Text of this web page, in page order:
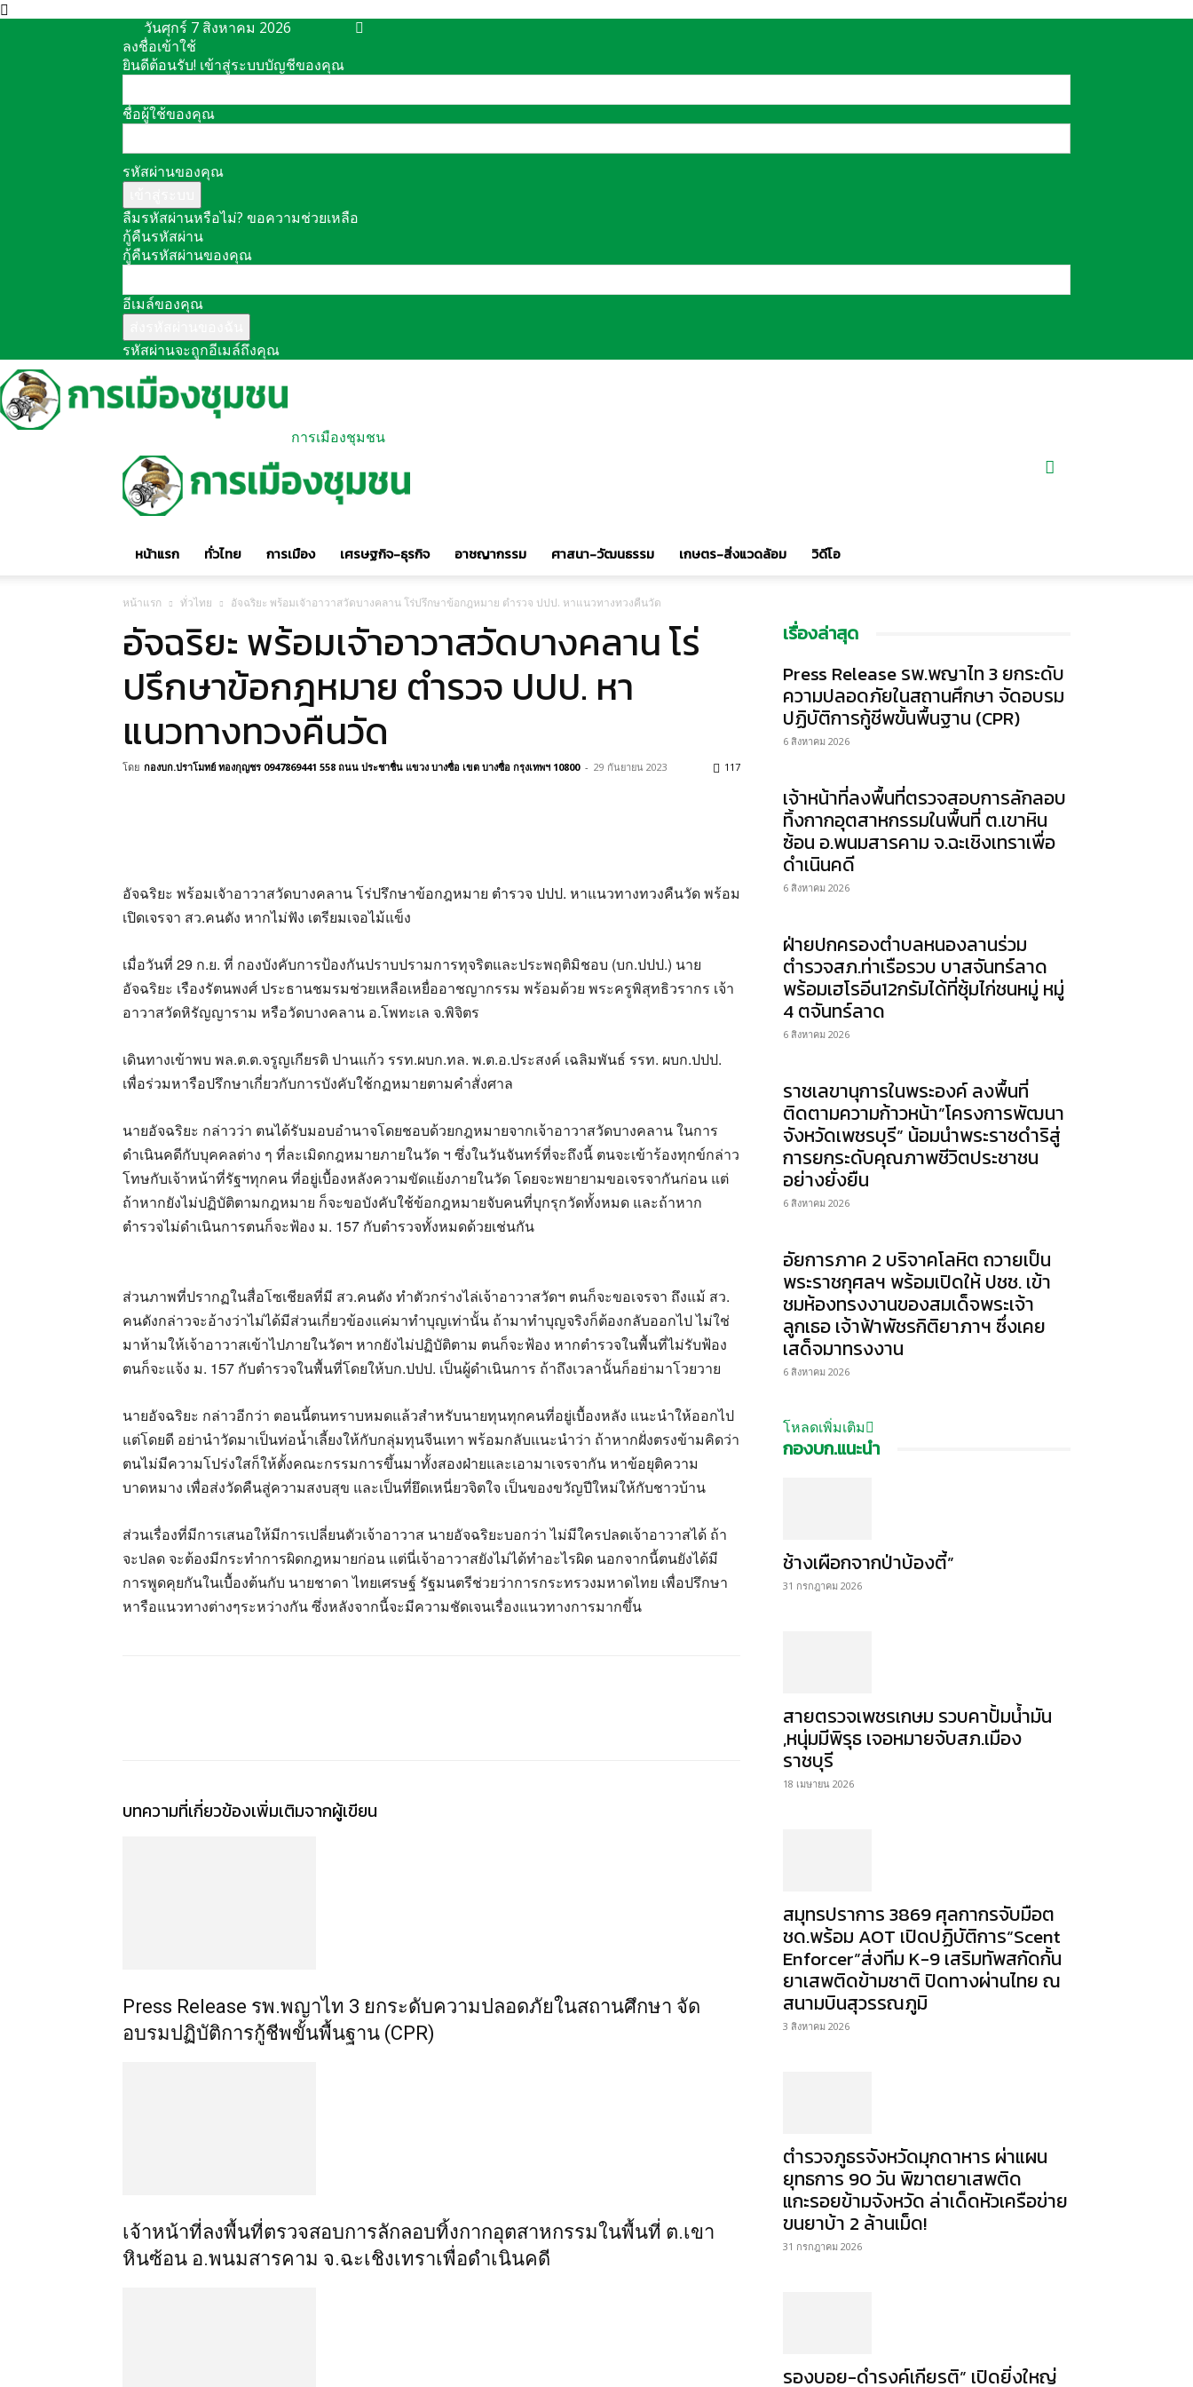
วันศุกร์ 7 สิงหาคม 2026
ลงชื่อเข้าใช้
ยินดีต้อนรับ! เข้าสู่ระบบบัญชีของคุณ
ชื่อผู้ใช้ของคุณ
รหัสผ่านของคุณ
ลืมรหัสผ่านหรือไม่? ขอความช่วยเหลือ
กู้คืนรหัสผ่าน
กู้คืนรหัสผ่านของคุณ
อีเมล์ของคุณ
รหัสผ่านจะถูกอีเมล์ถึงคุณ
การเมืองชุมชน
หน้าแรก ทั่วไทย การเมือง เศรษฐกิจ-ธุรกิจ อาชญากรรม ศาสนา-วัฒนธรรม เกษตร-สิ่งแวดล้อม วิดีโอ
หน้าแรก ทั่วไทย อัจฉริยะ พร้อมเจัาอาวาสวัดบางคลาน โร่ปรึกษาข้อกฎหมาย ตำรวจ ปปป. หาแนวทางทวงคืนวัด
อัจฉริยะ พร้อมเจัาอาวาสวัดบางคลาน โร่
ปรึกษาข้อกฎหมาย ตำรวจ ปปป. หา
แนวทางทวงคืนวัด
โดย กองบก.ปราโมทย์ ทองกุญชร 0947869441 558 ถนน ประชาชื่น แขวง บางซื่อ เขต บางซื่อ กรุงเทพฯ 10800 - 29 กันยายน 2023 117
อัจฉริยะ พร้อมเจัาอาวาสวัดบางคลาน โร่ปรึกษาข้อกฎหมาย ตำรวจ ปปป. หาแนวทางทวงคืนวัด พร้อม
เปิดเจรจา สว.คนดัง หากไม่ฟัง เตรียมเจอไม้แข็ง
เมื่อวันที่ 29 ก.ย. ที่ กองบังคับการป้องกันปราบปรามการทุจริตและประพฤติมิชอบ (บก.ปปป.) นาย
อัจฉริยะ เรืองรัตนพงศ์ ประธานชมรมช่วยเหลือเหยื่ออาชญากรรม พร้อมด้วย พระครูพิสุทธิวรากร เจ้า
อาวาสวัดหิรัญญาราม หรือวัดบางคลาน อ.โพทะเล จ.พิจิตร
เดินทางเข้าพบ พล.ต.ต.จรูญเกียรติ ปานแก้ว รรท.ผบก.ทล. พ.ต.อ.ประสงค์ เฉลิมพันธ์ รรท. ผบก.ปปป.
เพื่อร่วมหารือปรึกษาเกี่ยวกับการบังคับใช้กฏหมายตามคำสั่งศาล
นายอัจฉริยะ กล่าวว่า ตนได้รับมอบอำนาจโดยชอบด้วยกฎหมายจากเจ้าอาวาสวัดบางคลาน ในการ
ดำเนินคดีกับบุคคลต่าง ๆ ที่ละเมิดกฎหมายภายในวัด ฯ ซึ่งในวันจันทร์ที่จะถึงนี้ ตนจะเข้าร้องทุกข์กล่าว
โทษกับเจ้าหน้าที่รัฐฯทุกคน ที่อยู่เบื้องหลังความขัดแย้งภายในวัด โดยจะพยายามขอเจรจากันก่อน แต่
ถ้าหากยังไม่ปฏิบัติตามกฎหมาย ก็จะขอบังคับใช้ข้อกฎหมายจับคนที่บุกรุกวัดทั้งหมด และถ้าหาก
ตำรวจไม่ดำเนินการตนก็จะฟ้อง ม. 157 กับตำรวจทั้งหมดด้วยเช่นกัน
ส่วนภาพที่ปรากฏในสื่อโซเชียลที่มี สว.คนดัง ทำตัวกร่างไล่เจ้าอาวาสวัดฯ ตนก็จะขอเจรจา ถึงแม้ สว.
คนดังกล่าวจะอ้างว่าไม่ได้มีส่วนเกี่ยวข้องแค่มาทำบุญเท่านั้น ถ้ามาทำบุญจริงก็ต้องกลับออกไป ไม่ใช่
มาห้ามให้เจ้าอาวาสเข้าไปภายในวัดฯ หากยังไม่ปฏิบัติตาม ตนก็จะฟ้อง หากตำรวจในพื้นที่ไม่รับฟ้อง
ตนก็จะแจ้ง ม. 157 กับตำรวจในพื้นที่โดยให้บก.ปปป. เป็นผู้ดำเนินการ ถ้าถึงเวลานั้นก็อย่ามาโวยวาย
นายอัจฉริยะ กล่าวอีกว่า ตอนนี้ตนทราบหมดแล้วสำหรับนายทุนทุกคนที่อยู่เบื้องหลัง แนะนำให้ออกไป
แต่โดยดี อย่านำวัดมาเป็นท่อน้ำเลี้ยงให้กับกลุ่มทุนจีนเทา พร้อมกลับแนะนำว่า ถ้าหากฝั่งตรงข้ามคิดว่า
ตนไม่มีความโปร่งใสก็ให้ตั้งคณะกรรมการขึ้นมาทั้งสองฝ่ายและเอามาเจรจากัน หาข้อยุติความ
บาดหมาง เพื่อส่งวัดคืนสู่ความสงบสุข และเป็นที่ยึดเหนี่ยวจิตใจ เป็นของขวัญปีใหม่ให้กับชาวบ้าน
ส่วนเรื่องที่มีการเสนอให้มีการเปลี่ยนตัวเจ้าอาวาส นายอัจฉริยะบอกว่า ไม่มีใครปลดเจ้าอาวาสได้ ถ้า
จะปลด จะต้องมีกระทำการผิดกฎหมายก่อน แต่นี่เจ้าอาวาสยังไม่ได้ทำอะไรผิด นอกจากนี้ตนยังได้มี
การพูดคุยกันในเบื้องต้นกับ นายชาดา ไทยเศรษฐ์ รัฐมนตรีช่วยว่าการกระทรวงมหาดไทย เพื่อปรึกษา
หารือแนวทางต่างๆระหว่างกัน ซึ่งหลังจากนี้จะมีความชัดเจนเรื่องแนวทางการมากขึ้น
บทความที่เกี่ยวข้องเพิ่มเติมจากผู้เขียน
Press Release รพ.พญาไท 3 ยกระดับความปลอดภัยในสถานศึกษา จัด
อบรมปฏิบัติการกู้ชีพขั้นพื้นฐาน (CPR)
เจ้าหน้าที่ลงพื้นที่ตรวจสอบการลักลอบทิ้งกากอุตสาหกรรมในพื้นที่ ต.เขา
หินซ้อน อ.พนมสารคาม จ.ฉะเชิงเทราเพื่อดำเนินคดี
เรื่องล่าสุด
Press Release รพ.พญาไท 3 ยกระดับ
ความปลอดภัยในสถานศึกษา จัดอบรม
ปฏิบัติการกู้ชีพขั้นพื้นฐาน (CPR)
6 สิงหาคม 2026
เจ้าหน้าที่ลงพื้นที่ตรวจสอบการลักลอบ
ทิ้งกากอุตสาหกรรมในพื้นที่ ต.เขาหิน
ซ้อน อ.พนมสารคาม จ.ฉะเชิงเทราเพื่อ
ดำเนินคดี
6 สิงหาคม 2026
ฝ่ายปกครองตำบลหนองลานร่วม
ตำรวจสภ.ท่าเรือรวบ บาสจันทร์ลาด
พร้อมเฮโรอีน12กรัมได้ที่ซุ้มไก่ชนหมู่ หมู่
4 ตจันทร์ลาด
6 สิงหาคม 2026
ราชเลขานุการในพระองค์ ลงพื้นที่
ติดตามความก้าวหน้า”โครงการพัฒนา
จังหวัดเพชรบุรี” น้อมนำพระราชดำริสู่
การยกระดับคุณภาพชีวิตประชาชน
อย่างยั่งยืน
6 สิงหาคม 2026
อัยการภาค 2 บริจาคโลหิต ถวายเป็น
พระราชกุศลฯ พร้อมเปิดให้ ปชช. เข้า
ชมห้องทรงงานของสมเด็จพระเจ้า
ลูกเธอ เจ้าฟ้าพัชรกิติยาภาฯ ซึ่งเคย
เสด็จมาทรงงาน
6 สิงหาคม 2026
โหลดเพิ่มเติม
กองบก.แนะนำ
ช้างเผือกจากป่าบ้องตี้”
31 กรกฎาคม 2026
สายตรวจเพชรเกษม รวบคาปั้มน้ำมัน
,หนุ่มมีพิรุธ เจอหมายจับสภ.เมือง
ราชบุรี
18 เมษายน 2026
สมุทรปราการ 3869 ศุลกากรจับมือต
ชด.พร้อม AOT เปิดปฏิบัติการ“Scent
Enforcer”ส่งทีม K-9 เสริมทัพสกัดกั้น
ยาเสพติดข้ามชาติ ปิดทางผ่านไทย ณ
สนามบินสุวรรณภูมิ
3 สิงหาคม 2026
ตำรวจภูธรจังหวัดมุกดาหาร ผ่าแผน
ยุทธการ 90 วัน พิฆาตยาเสพติด
แกะรอยข้ามจังหวัด ล่าเด็ดหัวเครือข่าย
ขนยาบ้า 2 ล้านเม็ด!
31 กรกฎาคม 2026
รองบอย-ดำรงค์เกียรติ” เปิดยิ่งใหญ่